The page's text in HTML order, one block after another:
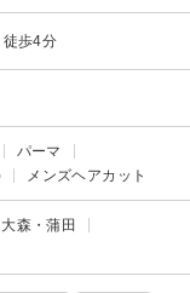
歩4分
パーマ
メンズヘアカット
森・蒲田